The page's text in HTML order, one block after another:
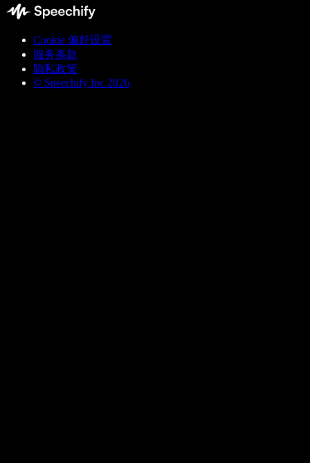
Cookie 偏好设置
服务条款
隐私政策
© Speechify Inc 2026